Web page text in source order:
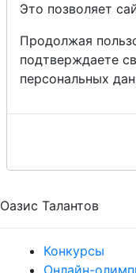
Это позволяет
Продолжая
подтверждаете
персональных
Оазис Талантов
Конкурсы
Онлайн-